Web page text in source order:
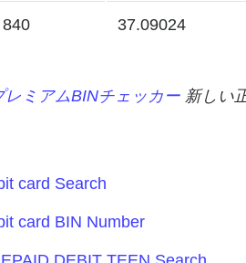
840 37.09024
レミアムBINチェッカー新しい
card Search
card BIN Number